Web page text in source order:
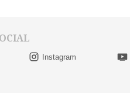
Instagram